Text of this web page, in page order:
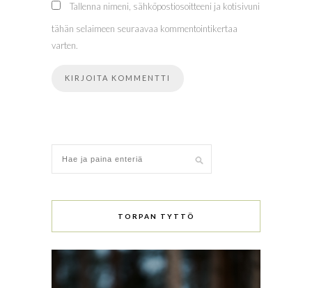
Tallenna nimeni, sähköpostiosoitteeni ja kotisivuni
tähän selaimeen seuraavaa kommentointikertaa
varten.
TORPAN TYTTÖ